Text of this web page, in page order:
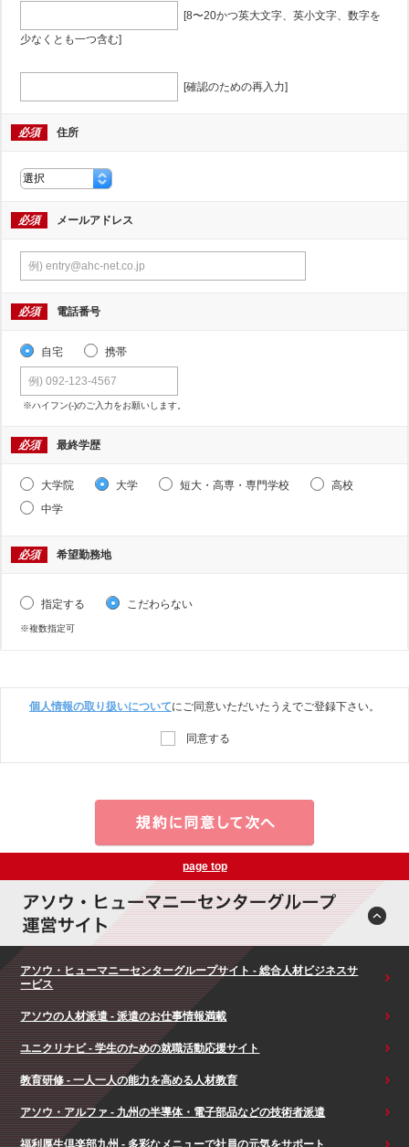
[8〜20かつ英大文字、英小文字、数字を
少なくとも一つ含む]
[確認のための再入力]
必須 住所
必須 メールアドレス
必須 電話番号
自宅 携帯
※ハイフン(-)のご入力をお願いします。
必須 最終学歴
大学院 大学 短大・高専・専門学校
高校
中学
必須 希望勤務地
指定する こだわらない
※複数指定可
個人情報の取り扱いについてにご同意いただいたうえでご登録下さい。
同意する
page top
アソウ・ヒューマニーセンターグループサイト - 総合人材ビジネスサ
ービス
アソウの人材派遣 - 派遣のお仕事情報満載
ユニクリナビ - 学生のための就職活動応援サイト
教育研修 - 一人一人の能力を高める人材教育
アソウ・アルファ - 九州の半導体・電子部品などの技術者派遣
福利厚生倶楽部九州 - 多彩なメニューで社員の元気をサポート